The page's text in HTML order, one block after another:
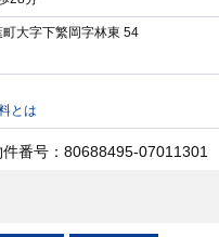
大字下繁岡字林東 54
とは
件番号：80688495-07011301